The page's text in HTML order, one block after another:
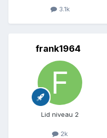
3.1k
frank1964
Lid niveau 2
2k